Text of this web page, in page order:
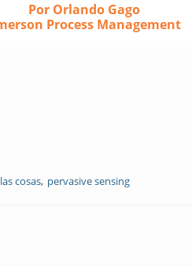
Por Orlando Gago
Process Management
cosas pervasive sensing
de las cosas en la industria?